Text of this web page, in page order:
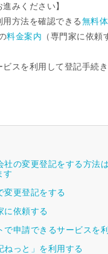
みください】
方法を確認できる無料
料金案内 （専門家に依
スを利用して登記手続
社の変更登記をする方法
す
変更登記をする
に依頼する
で申請できるサービスを
ねっと」を利用する